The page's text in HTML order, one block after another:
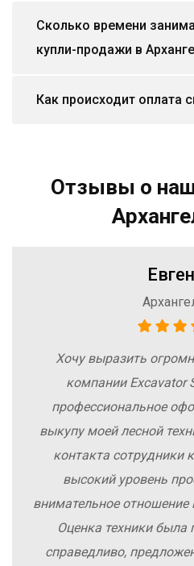
Сколько времени
купли-продажи в
Как происходит оплата
Отзывы о
Хочу выразить
компании Excavator
профессиональное
выкупу моей лесной
контакта сотрудники
высокий уровень
внимательное
Оценка техники была
справедливо,